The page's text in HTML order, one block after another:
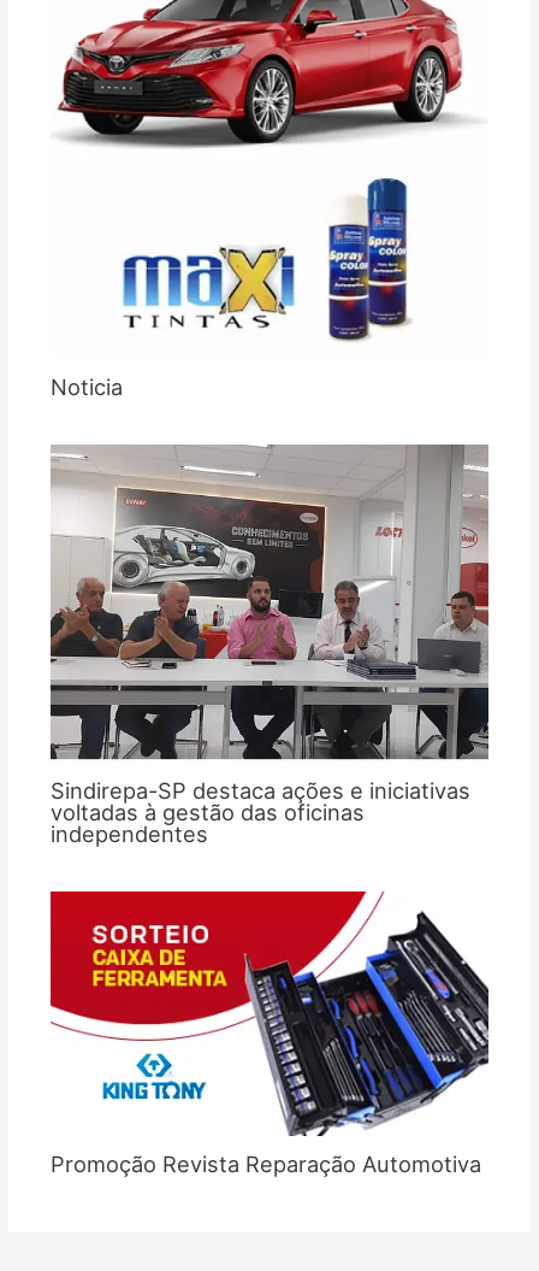
Noticia
Sindirepa-SP destaca ações e iniciativas
voltadas à gestão das oficinas
independentes
Promoção Revista Reparação Automotiva